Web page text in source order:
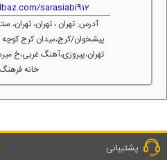
sarasiabi912
آدرس: تهران ، تهران، تهران،
پیشخوان/کرج،میدان کرج
تهران،پیروزی،آهنگ غربی،خ
خانه
پشتیبانی